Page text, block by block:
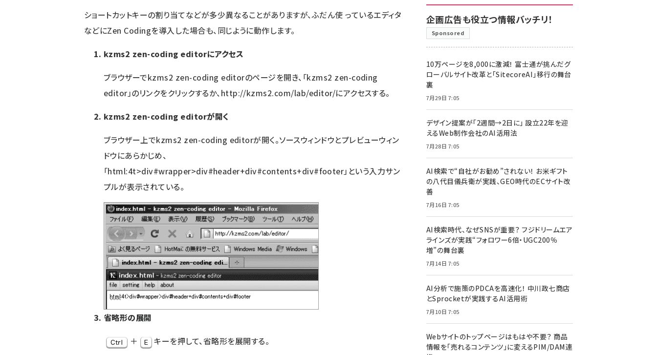
ショートカットキーの割り当てなどが多少異なることがありますが、ふだん使 っているエディタ
などにZen Codingを導入した場合も、同じように動作します。
kzms2 zen-coding editorにアクセス
ブラウザーでkzms2 zen-coding editorのページを開き、「kzms2 zen-coding
editor」のリンクをクリックするか、http://kzms2.com/lab/editor/にアクセスする。
kzms2 zen-coding editorが開く
ブラウザー上でkzms2 zen-coding editorが開く。ソースウィンドウとプレビューウィン
ドウにあらかじめ、
「html:4t>div#wrapper>div#header+div#contents+div#footer」という入力サン
プルが表示されている。
省略形の展開
＋
キーを押して、省略形を展開する。
企画広告も役立つ情報バッチリ！
Sponsored
10万ページを8,000に激減！ 富士通が挑んだグ
ローバルサイト改革と「SitecoreAI」移行の舞台
裏
7月29日 7:05
デザイン提案が「2週間→2日に」 設立22年を迎
えるWeb制作会社のAI活用法
7月28日 7:05
AI検索で“自社がお勧め”されない！ お米ギフト
の八代目儀兵衛が実践、GEO時代のECサイト改
善
7月16日 7:05
AI検索時代、なぜSNSが重要？ フジドリームエア
ラインズが実践“フォロワー6倍・UGC200％
増”の舞台裏
7月14日 7:05
AI分析で施策のPDCAを高速化！ 中川政七商店
とSprocketが実践するAI活用術
7月10日 7:05
Webサイトのトップページはもはや不要？ 商品
情報を「売れるコンテンツ」に変えるPIM/DAM連